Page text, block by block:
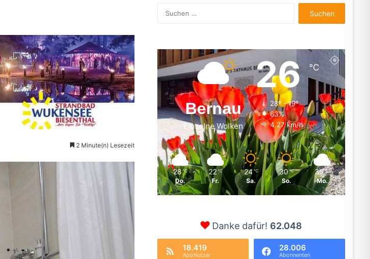
2 Minute(n) Lesezeit
nach:
Bernau
Einzelne Wolken
26℃
28º - 19º
63%
4.27 km/h
28 ℃
Do.
22 ℃
Fr.
24 ℃
Sa.
30 ℃
So.
35 ℃
Mo.
Danke dafür! 62.048
18.419
AppNutzer
28.006
Abonnenten